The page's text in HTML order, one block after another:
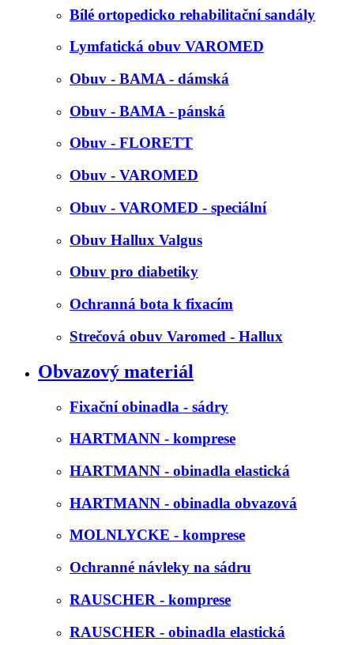
Bílé ortopedicko rehabilitační sandály
Lymfatická obuv VAROMED
Obuv - BAMA - dámská
Obuv - BAMA - pánská
Obuv - FLORETT
Obuv - VAROMED
Obuv - VAROMED - speciální
Obuv Hallux Valgus
Obuv pro diabetiky
Ochranná bota k fixacím
Strečová obuv Varomed - Hallux
Obvazový materiál
Fixační obinadla - sádry
HARTMANN - komprese
HARTMANN - obinadla elastická
HARTMANN - obinadla obvazová
MOLNLYCKE - komprese
Ochranné návleky na sádru
RAUSCHER - komprese
RAUSCHER - obinadla elastická